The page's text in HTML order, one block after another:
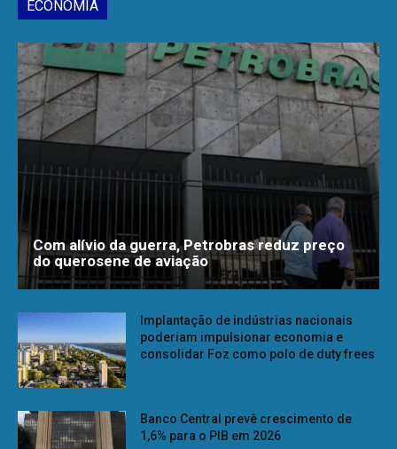
ECONOMIA
Com alívio da guerra, Petrobras reduz preço
do querosene de aviação
Implantação de indústrias nacionais
poderiam impulsionar economia e
consolidar Foz como polo de duty frees
Banco Central prevê crescimento de
1,6% para o PIB em 2026